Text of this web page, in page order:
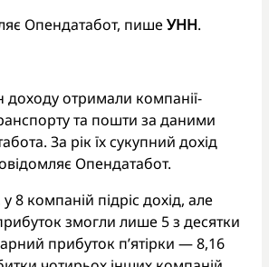
Опендатабот, пише УНН.
доходу отримали компанії-
та пошти за даними
За рік їх сукупний дохід
Опендатабот.
8 компаній підріс дохід, але
змогли лише 5 з десятки
прибуток п’ятірки — 8,16